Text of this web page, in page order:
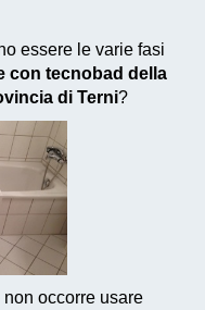
essere le varie fasi
con tecnobad della
di Terni?
non occorre usare